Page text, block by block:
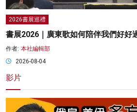
2026書展巡禮
書展2026｜廣東歌如何陪伴我們好好
作者: 本社編輯部
2026-08-04
影片